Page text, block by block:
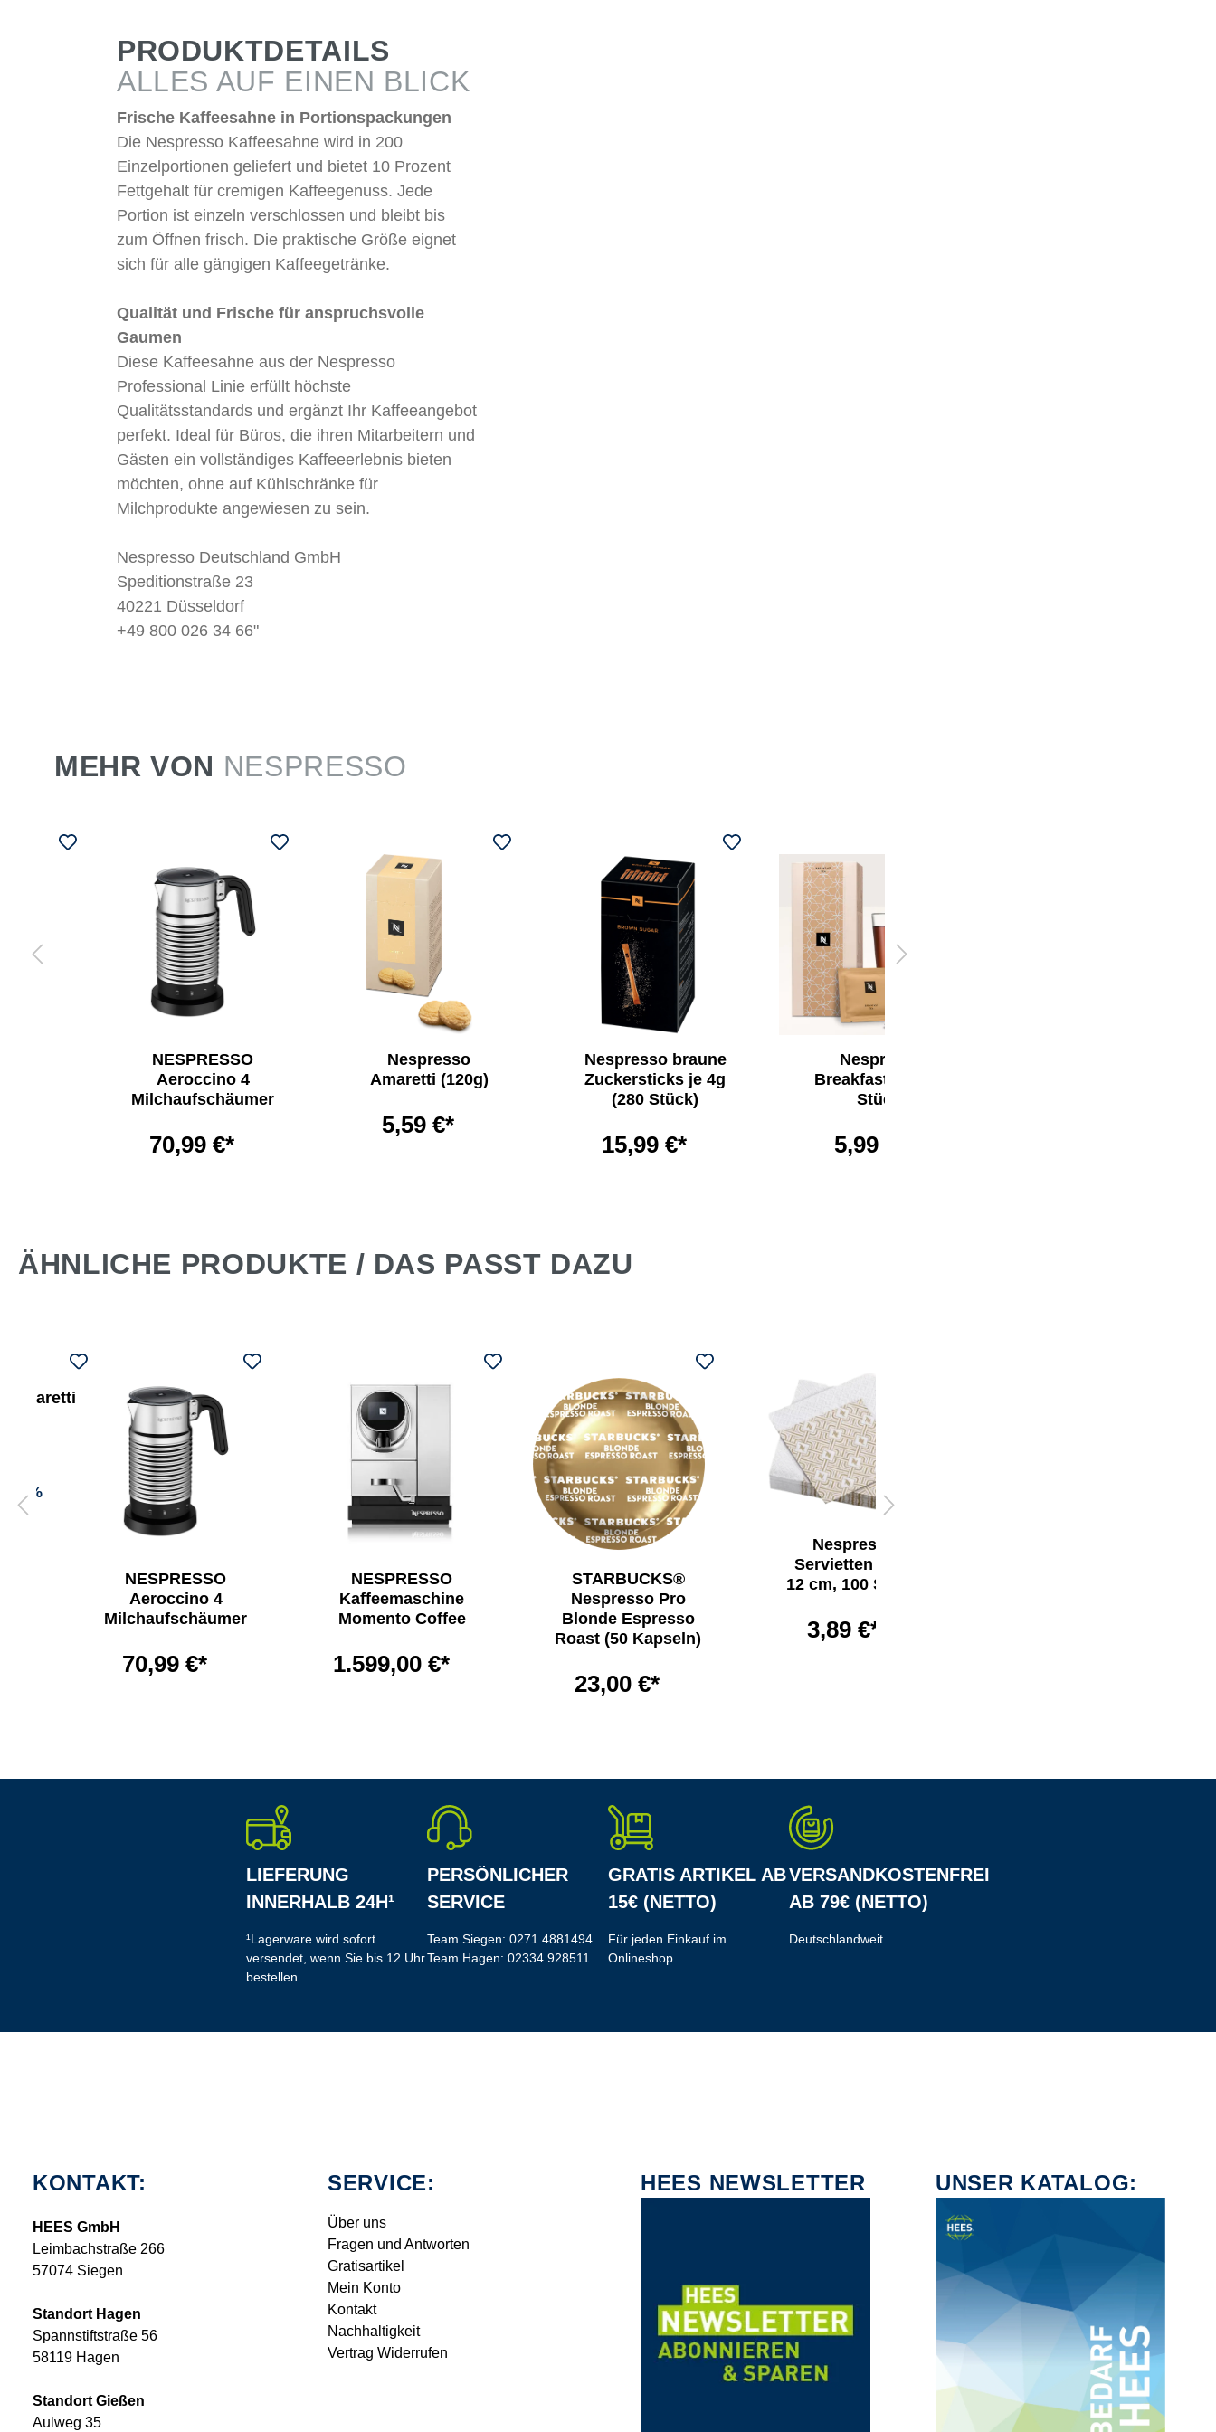
PRODUKTDETAILS
ALLES AUF EINEN BLICK
Frische Kaffeesahne in Portionspackungen
Die Nespresso Kaffeesahne wird in 200
Einzelportionen geliefert und bietet 10 Prozent
Fettgehalt für cremigen Kaffeegenuss. Jede
Portion ist einzeln verschlossen und bleibt bis
zum Öffnen frisch. Die praktische Größe eignet
sich für alle gängigen Kaffeegetränke.
Qualität und Frische für anspruchsvolle
Gaumen
Diese Kaffeesahne aus der Nespresso
Professional Linie erfüllt höchste
Qualitätsstandards und ergänzt Ihr Kaffeeangebot
perfekt. Ideal für Büros, die ihren Mitarbeitern und
Gästen ein vollständiges Kaffeeerlebnis bieten
möchten, ohne auf Kühlschränke für
Milchprodukte angewiesen zu sein.
Nespresso Deutschland GmbH
Speditionstraße 23
40221 Düsseldorf
+49 800 026 34 66"
MEHR VON NESPRESSO
NESPRESSO
Aeroccino 4
Milchaufschäumer
70,99 €*
Nespresso
Amaretti (120g)
5,59 €*
Nespresso braune
Zuckersticks je 4g
(280 Stück)
15,99 €*
Nespresso
Breakfast Tee (25
Stück)
5,99 €*
ÄHNLICHE PRODUKTE / DAS PASST DAZU
Amaretti
-5,4%
NESPRESSO
Aeroccino 4
Milchaufschäumer
70,99 €*
NESPRESSO
Kaffeemaschine
Momento Coffee
1.599,00 €*
STARBUCKS®
Nespresso Pro
Blonde Espresso
Roast (50 Kapseln)
23,00 €*
Nespresso
Servietten (12 x
12 cm, 100 Stück)
3,89 €*
LIEFERUNG
INNERHALB 24H¹
¹Lagerware wird sofort
versendet, wenn Sie bis 12 Uhr
bestellen
PERSÖNLICHER
SERVICE
Team Siegen: 0271 4881494
Team Hagen: 02334 928511
GRATIS ARTIKEL AB
15€ (NETTO)
Für jeden Einkauf im
Onlineshop
VERSANDKOSTENFREI
AB 79€ (NETTO)
Deutschlandweit
KONTAKT:
HEES GmbH
Leimbachstraße 266
57074 Siegen
Standort Hagen
Spannstiftstraße 56
58119 Hagen
Standort Gießen
Aulweg 35
SERVICE:
Über uns
Fragen und Antworten
Gratisartikel
Mein Konto
Kontakt
Nachhaltigkeit
Vertrag Widerrufen
HEES NEWSLETTER UNSER KATALOG: